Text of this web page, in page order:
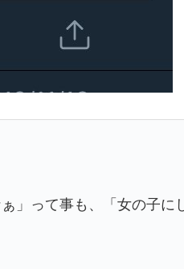
」って事も、「女の子